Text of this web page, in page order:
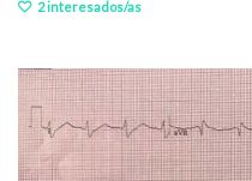
2interesados/as